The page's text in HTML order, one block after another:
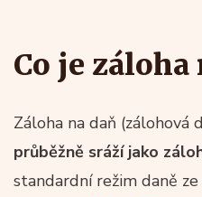
Co je záloha
Záloha na daň
průběžně sráží jako
standardní režim daně